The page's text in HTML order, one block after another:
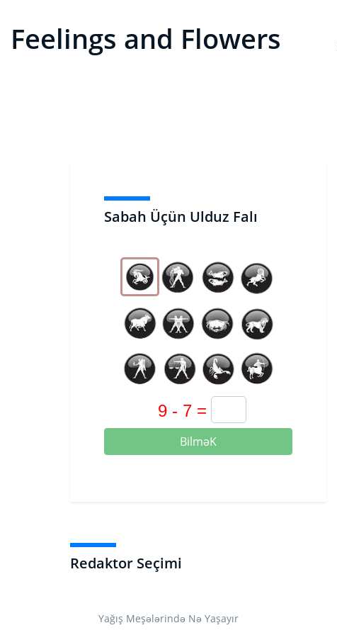
Feelings and Flowers
Sabah Üçün Ulduz Falı
BilməK
Redaktor Seçimi
Yağış Meşələrində Nə Yaşayır